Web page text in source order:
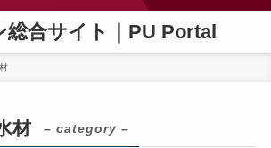
総合サイト｜PU Portal
材 – category –